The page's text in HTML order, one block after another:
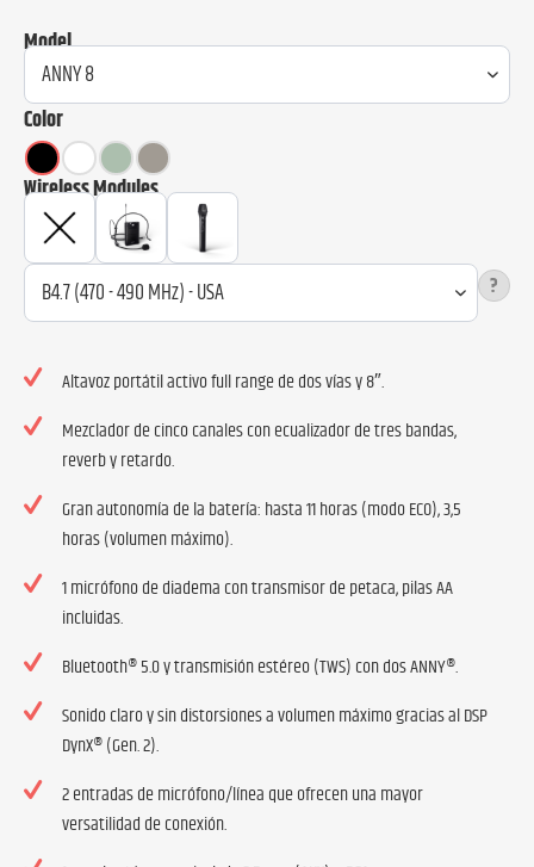
Model
Color
Wireless Modules
?
Altavoz portátil activo full range de dos vías y 8″.
Mezclador de cinco canales con ecualizador de tres bandas,
reverb y retardo.
Gran autonomía de la batería: hasta 11 horas (modo ECO), 3,5
horas (volumen máximo).
1 micrófono de diadema con transmisor de petaca, pilas AA
incluidas.
Bluetooth® 5.0 y transmisión estéreo (TWS) con dos ANNY®.
Sonido claro y sin distorsiones a volumen máximo gracias al DSP
DynX® (Gen. 2).
2 entradas de micrófono/línea que ofrecen una mayor
versatilidad de conexión.